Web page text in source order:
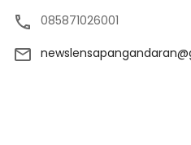
085871026001